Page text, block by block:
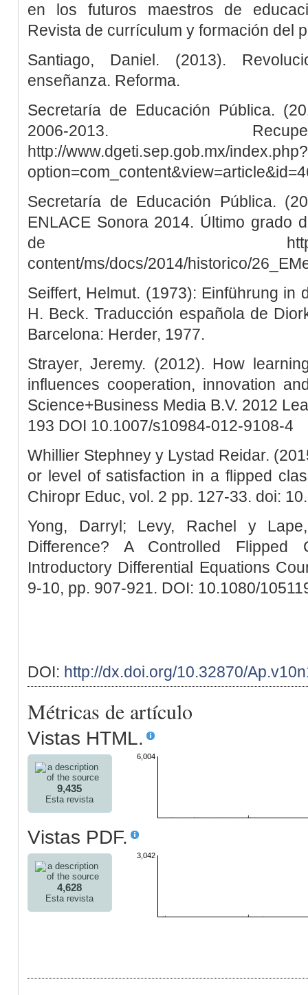
en los futuros maestros de
Revista de currículum y formación del
Santiago, Daniel. (2013).
enseñanza. Reforma.
Secretaría de Educación Pública.
2006-2013.
http://www.dgeti.sep.gob.mx/index.php?
Secretaría de Educación Pública.
ENLACE Sonora 2014. Último grado
de http://
content/ms/docs/2014/historico/
Seiffert, Helmut. (1973): Einführung in
H. Beck. Traducción española de
Barcelona: Herder, 1977.
Strayer, Jeremy. (2012). How
influences cooperation, innovation
Science+Business Media B.V. 2012
193 DOI 10.1007/s10984-012-9108-4
Whillier Stephney y Lystad Reidar.
or level of satisfaction in a flipped
Chiropr Educ, vol. 2 pp. 127-33. doi:
Yong, Darryl; Levy, Rachel y
Difference? A Controlled
Introductory Differential Equations
9-10, pp. 907-921. DOI: 10.1080/
DOI: http://dx.doi.org/10.32870/
Métricas de artículo
Vistas HTML.
9,435
Esta revista
6,004
Vistas PDF.
4,628
Esta revista
3,042